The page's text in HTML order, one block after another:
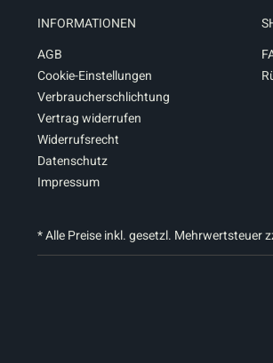
INFORMATIONEN
AGB
Cookie-Einstellungen
Verbraucherschlichtung
Vertrag widerrufen
Widerrufsrecht
Datenschutz
Impressum
* Alle Preise inkl. gesetzl. Mehrwertsteuer